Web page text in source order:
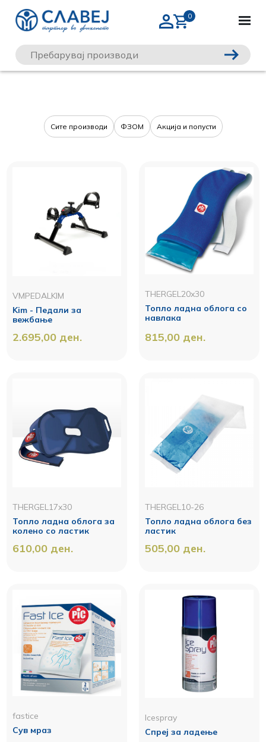
Сите производи ФЗОМ Акција и попусти
VMPEDALKIM
Kim - Педали за
вежбање
2.695,00 ден.
THERGEL20x30
Топло ладна облога со
навлака
815,00 ден.
THERGEL17x30
Топло ладна облога за
колено со ластик
610,00 ден.
THERGEL10-26
Топло ладна облога без
ластик
505,00 ден.
fastice
Сув мраз
Icespray
Спреј за ладење